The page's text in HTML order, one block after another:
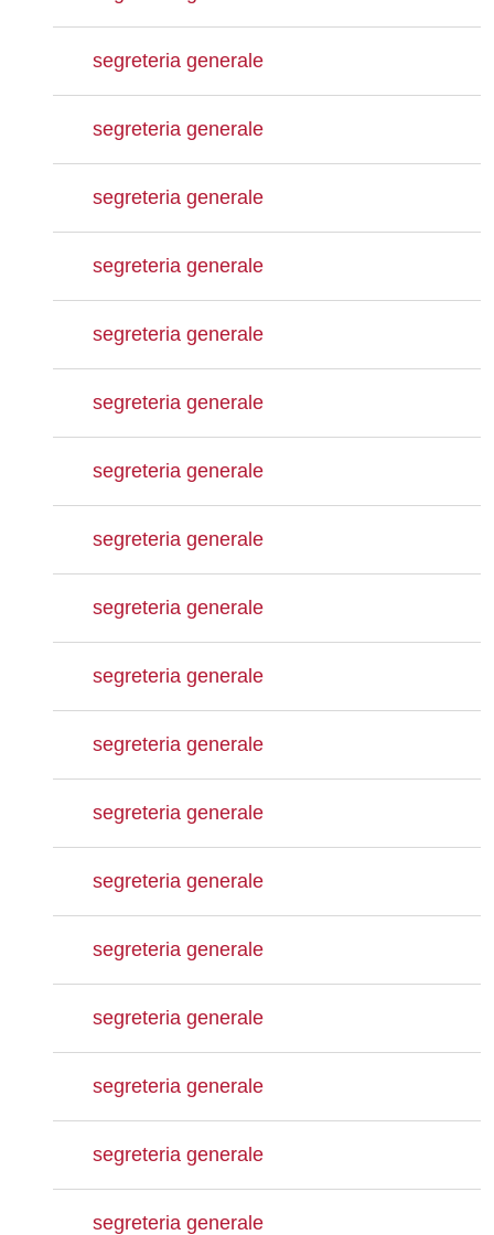
segreteria generale
segreteria generale
segreteria generale
segreteria generale
segreteria generale
segreteria generale
segreteria generale
segreteria generale
segreteria generale
segreteria generale
segreteria generale
segreteria generale
segreteria generale
segreteria generale
segreteria generale
segreteria generale
segreteria generale
segreteria generale